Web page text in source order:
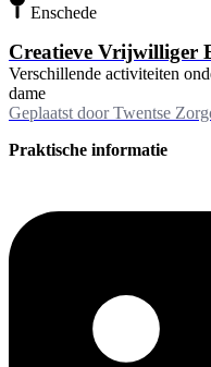
Enschede
Creatieve Vrijwilliger
Verschillende activiteiten
dame
Geplaatst door Twentse
Praktische informatie